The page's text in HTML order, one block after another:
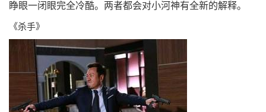
睁眼一闭眼完全冷酷。两者都会对小河神有全新的解释。
《杀手》